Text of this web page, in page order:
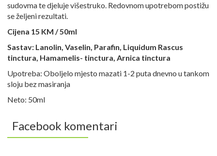
sudovma te djeluje višestruko. Redovnom upotrebom postižu
se željeni rezultati.
Cijena 15 KM / 50ml
Sastav: Lanolin, Vaselin, Parafin, Liquidum Rascus
tinctura, Hamamelis- tinctura, Arnica tinctura
Upotreba: Oboljelo mjesto mazati 1-2 puta dnevno u tankom
sloju bez masiranja
Neto: 50ml
Facebook komentari